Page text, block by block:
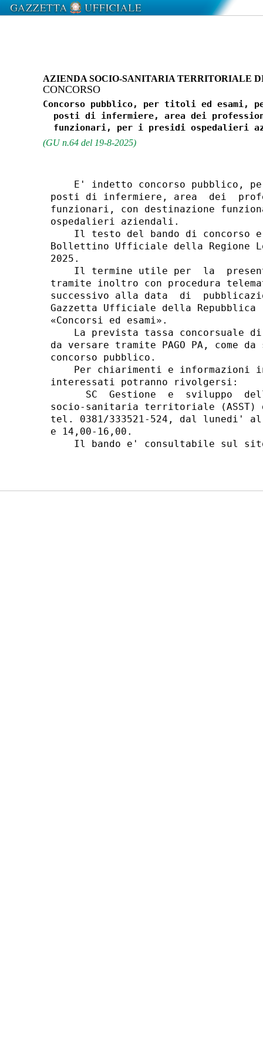
AZIENDA SOCIO-SANITARIA TERRITORIALE
CONCORSO
Concorso pubblico, per titoli ed esami,
posti di infermiere, area dei
(GU n.64 del 19-8-2025)
E' indetto concorso pubblico,
posti di infermiere, area  dei
funzionari, con destinazione
ospedalieri aziendali.
Il testo del bando di concorso
Bollettino Ufficiale della Regione
2025.
Il termine utile per  la
tramite inoltro con procedura
successivo alla data  di
Gazzetta Ufficiale della
«Concorsi ed esami».
La prevista tassa concorsuale
da versare tramite PAGO PA, come
concorso pubblico.
Per chiarimenti e informazioni
interessati potranno rivolgersi:
SC  Gestione  e  sviluppo
socio-sanitaria territoriale
tel. 0381/333521-524, dal lunedi'
e 14,00-16,00.
Il bando e' consultabile sul